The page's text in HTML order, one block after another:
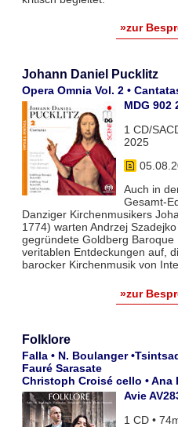
»zur
Johann Daniel Pucklitz
Opera Omnia Vol. 2 •
MDG 902
1 CD/
2025
Auch in
Gesamt-
Danziger Kirchenmusikers
1774) warten Andrzej
gegründete Goldberg Baroque
veritablen Entdeckungen auf,
barocker Kirchenmusik von
»zur
Folklore
Falla • N. Boulanger
Fauré Sarasate
Christoph Croisé cello • Ana
Avie
1 CD •